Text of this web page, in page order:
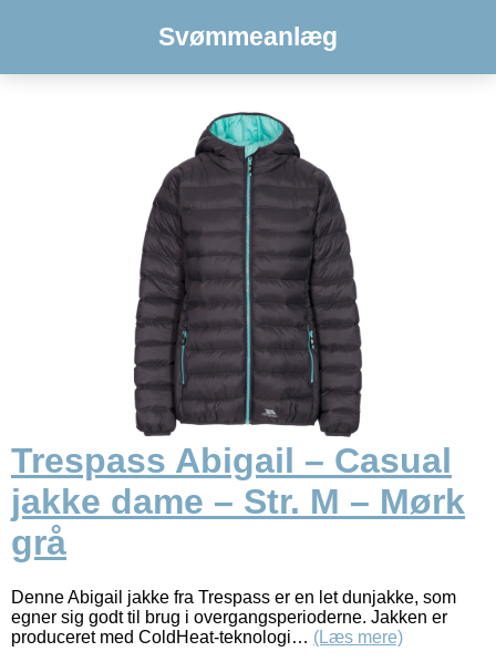
Svømmeanlæg
Trespass Abigail – Casual
jakke dame – Str. M – Mørk
grå
Denne Abigail jakke fra Trespass er en let dunjakke, som
egner sig godt til brug i overgangsperioderne. Jakken er
produceret med ColdHeat-teknologi… (Læs mere)